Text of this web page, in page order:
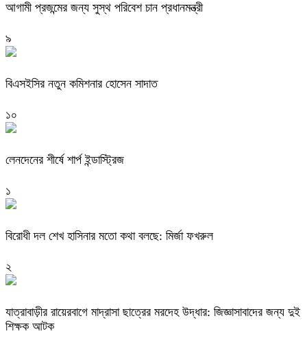
আগামী প্রজন্মের জন্য সুস্থ পরিবেশ চান প্রধানমন্ত্রী
৯
বিএসইসির নতুন কমিশনার হোসেন সাদাত
১০
লেনদেনের শীর্ষে শার্প ইন্ডাস্ট্রিজ
১
বিরোধী দল শেখ হাসিনার মতো কথা বলছে: মির্জা ফখরুল
২
যাত্রাবাড়ীর রায়েরবাগে মাদ্রাসা ছাত্রের মরদেহ উদ্ধার: জিজ্ঞাসাবাদের জন্য দুই
শিক্ষক আটক